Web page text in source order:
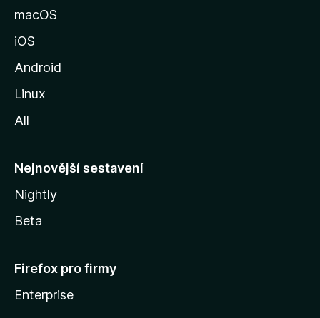
M
o
l
y
macOS
iOS
Android
Linux
All
Nejnovější sestavení
Nightly
Beta
Firefox pro firmy
Enterprise